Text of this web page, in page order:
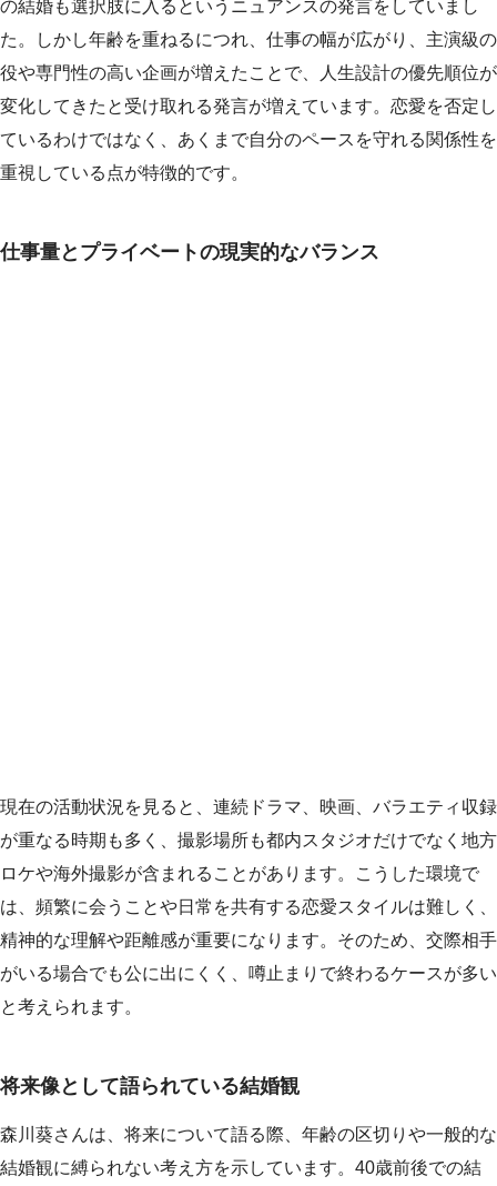
の結婚も選択肢に入るというニュアンスの発言をしていまし
た。しかし年齢を重ねるにつれ、仕事の幅が広がり、主演級の
役や専門性の高い企画が増えたことで、人生設計の優先順位が
変化してきたと受け取れる発言が増えています。恋愛を否定し
ているわけではなく、あくまで自分のペースを守れる関係性を
重視している点が特徴的です。
仕事量とプライベートの現実的なバランス
現在の活動状況を見ると、連続ドラマ、映画、バラエティ収録
が重なる時期も多く、撮影場所も都内スタジオだけでなく地方
ロケや海外撮影が含まれることがあります。こうした環境で
は、頻繁に会うことや日常を共有する恋愛スタイルは難しく、
精神的な理解や距離感が重要になります。そのため、交際相手
がいる場合でも公に出にくく、噂止まりで終わるケースが多い
と考えられます。
将来像として語られている結婚観
森川葵さんは、将来について語る際、年齢の区切りや一般的な
結婚観に縛られない考え方を示しています。40歳前後での結